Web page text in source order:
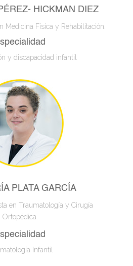
HICKMAN DIEZ
Medicina Física y Rehabilitación.
y discapacidad infantil
PLATA GARCÍA
en Traumatología y Cirugía
Ortopédica
Infantil